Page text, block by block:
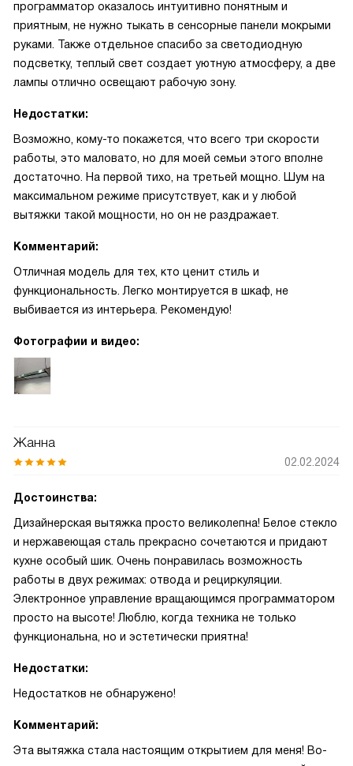
программатор оказалось интуитивно понятным и
приятным, не нужно тыкать в сенсорные панели мокрыми
руками. Также отдельное спасибо за светодиодную
подсветку, теплый свет создает уютную атмосферу, а две
лампы отлично освещают рабочую зону.
Недостатки:
Возможно, кому-то покажется, что всего три скорости
работы, это маловато, но для моей семьи этого вполне
достаточно. На первой тихо, на третьей мощно. Шум на
максимальном режиме присутствует, как и у любой
вытяжки такой мощности, но он не раздражает.
Комментарий:
Отличная модель для тех, кто ценит стиль и
функциональность. Легко монтируется в шкаф, не
выбивается из интерьера. Рекомендую!
Фотографии и видео:
Жанна
02.02.2024
Достоинства:
Дизайнерская вытяжка просто великолепна! Белое стекло
и нержавеющая сталь прекрасно сочетаются и придают
кухне особый шик. Очень понравилась возможность
работы в двух режимах: отвода и рециркуляции.
Электронное управление вращающимся программатором
просто на высоте! Люблю, когда техника не только
функциональна, но и эстетически приятна!
Недостатки:
Недостатков не обнаружено!
Комментарий:
Эта вытяжка стала настоящим открытием для меня! Во-